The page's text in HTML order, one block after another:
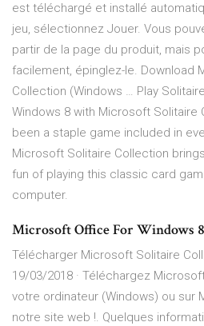
est téléchargé et installé
jeu, sélectionnez Jouer. Vous
partir de la page du produit, mais
facilement, épinglez-le. Download
Collection (Windows … Play
Windows 8 with Microsoft Solitaire
been a staple game included in
Microsoft Solitaire Collection
fun of playing this classic card
computer.
Microsoft Office For Windows
Télécharger Microsoft Solitaire
19/03/2018 · Téléchargez
votre ordinateur (Windows) ou sur
notre site web !. Quelques